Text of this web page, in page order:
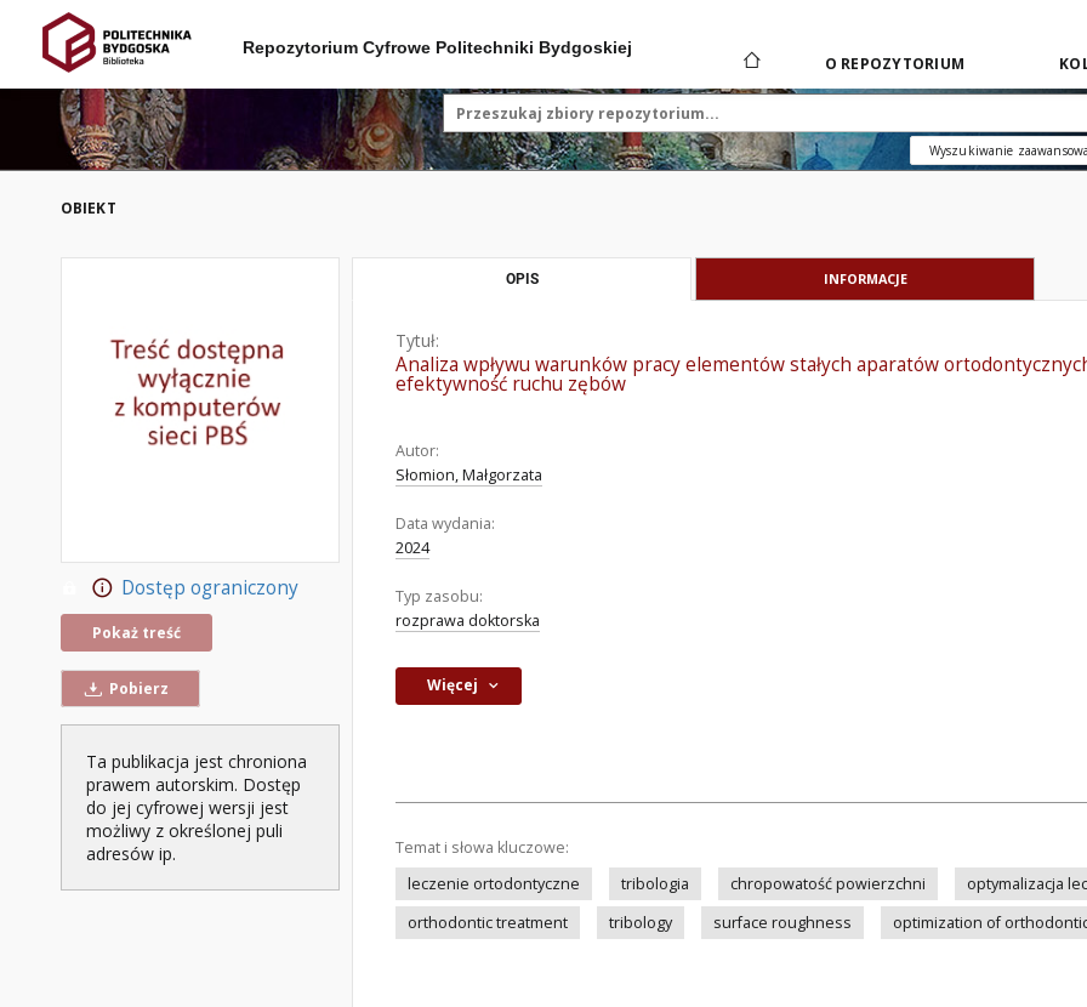
Repozytorium Cyfrowe Politechniki Bydgoskiej
O REPOZYTORIUM
Wyszukiwanie
OBIEKT
Dostęp ograniczony
Pokaż treść
Pobierz
Ta publikacja jest chroniona
prawem autorskim. Dostęp
do jej cyfrowej wersji jest
możliwy z określonej puli
adresów ip.
OPIS INFORMACJE
Tytuł:
Analiza wpływu warunków pracy elementów stałych aparatów
efektywność ruchu zębów
Autor:
Słomion, Małgorzata
Data wydania:
2024
Typ zasobu:
rozprawa doktorska
Więcej
Temat i słowa kluczowe:
leczenie ortodontyczne
tribologia chropowatość powierzchni
optymalizacja
orthodontic treatment
tribology surface roughness optimization of